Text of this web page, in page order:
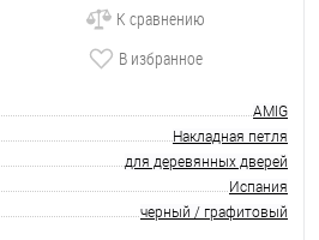
К сравнению
В избранное
AMIG
Накладная петля
для деревянных дверей
Испания
черный / графитовый